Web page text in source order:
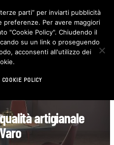
F
c
e
b
o
I
n
s
t
artigianale
parti” per inviarti pubblicità
Per avere maggiori
"Cookie Policy". Chiudendo il
su un link o proseguendo
acconsenti all'utilizzo dei
COOKIE POLICY